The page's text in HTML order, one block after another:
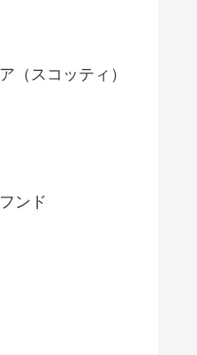
（スコッティ）
ンド